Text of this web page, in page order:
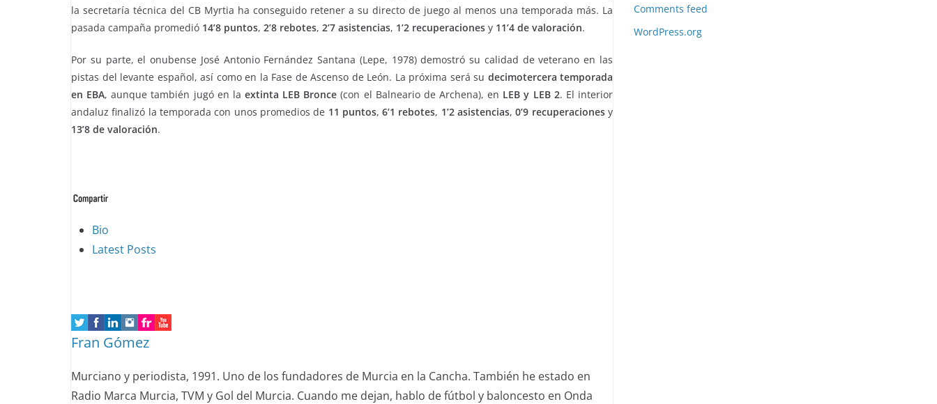
la secretaría técnica del CB Myrtia ha conseguido retener a su directo de juego al menos una temporada más. La
pasada campaña promedió 14’8 puntos, 2’8 rebotes, 2’7 asistencias, 1’2 recuperaciones y 11’4 de valoración.
Por su parte, el onubense José Antonio Fernández Santana (Lepe, 1978) demostró su calidad de veterano en las
pistas del levante español, así como en la Fase de Ascenso de León. La próxima será su decimotercera temporada
en EBA, aunque también jugó en laextinta LEB Bronce (con el Balneario de Archena), en LEB y LEB 2. El interior
andaluz finalizó la temporada con unos promedios de 11 puntos,6’1 rebotes, 1’2 asistencias,0’9 recuperacionesy
13’8 de valoración.
The
following
content
below.
Bio
Latest Posts
Fran Gómez
Murciano y periodista, 1991. Uno de los fundadores de Murcia en la Cancha. También he estado en
Radio Marca Murcia, TVM y Gol del Murcia. Cuando me dejan, hablo de fútbol y baloncesto en Onda
Comments feed
WordPress.org